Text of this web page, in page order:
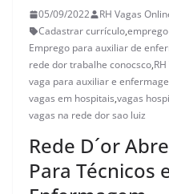
05/09/2022
RH Vagas
Cadastrar currículo,
Emprego para auxiliar de
rede dor trabalhe conocsco,
vaga para auxiliar e
vagas em hospitais,vagas
vagas na rede dor sao luiz
Rede D´or
Para Técnicos